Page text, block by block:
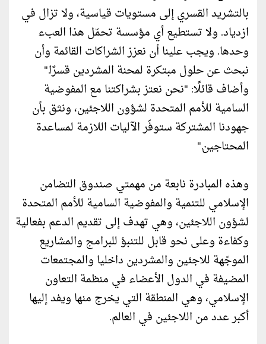
بالتشريد القسري إلى مستويات قياسية، ولا تزال في
ازدياد. ولا تستطيع أي مؤسسة تحمّل هذا العبء
وحدها. ويجب علينا أن نعزز الشراكات القائمة وأن
نبحث عن حلول مبتكرة لمحنة المشردين قسرًا."
وأضاف قائلًا: "نحن نعتز بشراكتنا مع المفوضية
السامية للأمم المتحدة لشؤون اللاجئين، ونثق بأن
جهودنا المشتركة ستوفّر الآليات اللازمة لمساعدة
المحتاجين."
وهذه المبادرة نابعة من مهمتي صندوق التضامن
الإسلامي للتنمية والمفوضية السامية للأمم المتحدة
لشؤون اللاجئين، وهي تهدف إلى تقديم الدعم بفعالية
وكفاءة وعلى نحو قابل للتنبؤ للبرامج والمشاريع
الموجّهة للاجئين والمشردين داخليا والمجتمعات
المضيفة في الدول الأعضاء في منظمة التعاون
الإسلامي، وهي المنطقة التي يخرج منها ويفد إليها
أكبر عدد من اللاجئين في العالم.